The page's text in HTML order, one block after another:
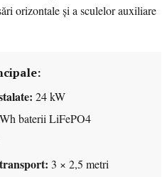
orizontale și a sculelor auxiliare
24 kW
baterii LiFePO4
3 × 2,5 metri